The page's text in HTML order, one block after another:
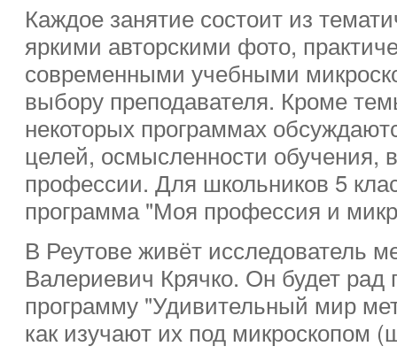
Каждое занятие состоит из
яркими авторскими фото,
современными учебными
выбору преподавателя. Кроме
некоторых программах
целей, осмысленности обучения,
профессии. Для школьников 5
программа "Моя профессия и
В Реутове живёт исследователь
Валериевич Крячко. Он будет рад
программу "Удивительный мир
как изучают их под микроскопом